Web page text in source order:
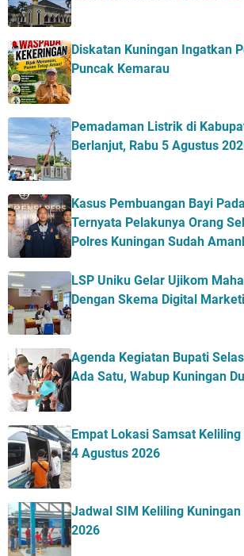
Diskatan Kuningan Ingatkan
Puncak Kemarau
Pemadaman Listrik di
Berlanjut, Rabu 5 Agustus
Kasus Pembuangan Bayi
Ternyata Pelakunya Orang
Polres Kuningan Sudah
LSP Uniku Gelar Ujikom
Dengan Skema Digital
Agenda Kegiatan Bupati
Ada Satu, Wabup Kuningan
Empat Lokasi Samsat
4 Agustus 2026
Jadwal SIM Keliling
2026